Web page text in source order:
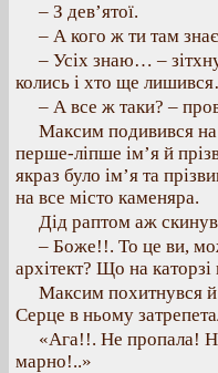
– З дев’ятої.
– А кого ж ти там
– Усіх знаю… –
колись і хто ще
– А все ж таки? –
Максим подивився на
перше-ліпше ім’я й
якраз було ім’я та
на все місто каменяра.
Дід раптом аж
– Боже!!. То це ви,
архітект? Що на
Максим похитнувся й
Серце в ньому
«Ага!!. Не пропала!
марно!..»